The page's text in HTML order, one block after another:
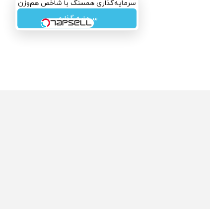
سرمایه‌گذاری همسنگ با شاخص هم‌وزن
سرمایه گذاری